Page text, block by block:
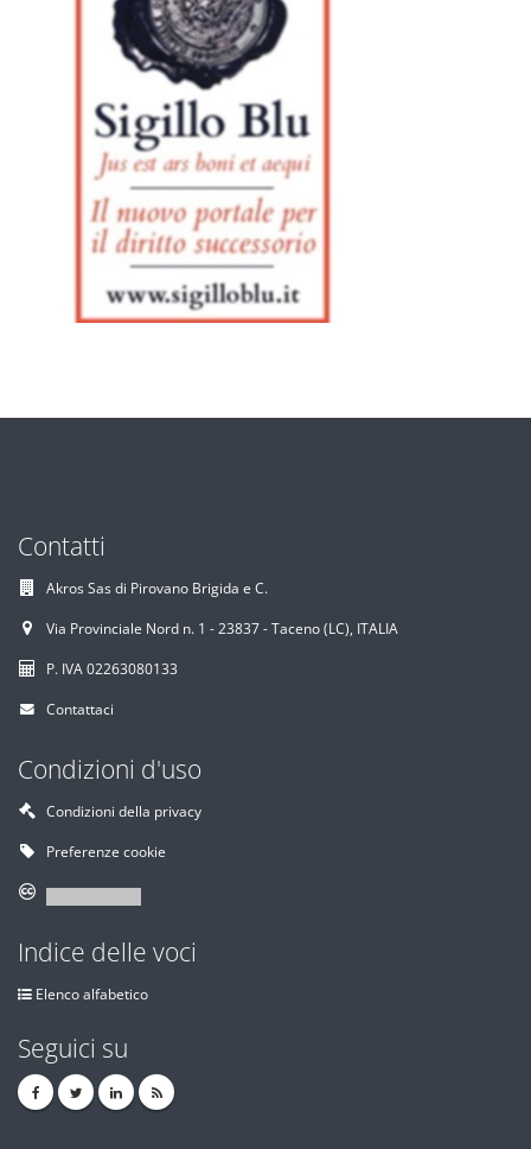
Contatti
Akros Sas di Pirovano Brigida e C.
Via Provinciale Nord n. 1 - 23837 - Taceno (LC), ITALIA
P. IVA 02263080133
Contattaci
Condizioni d'uso
Condizioni della privacy
Preferenze cookie
Indice delle voci
Elenco alfabetico
Seguici su